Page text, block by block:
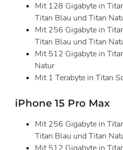
Mit 128 Gigabyte in
Titan Blau und Titan
Mit 256 Gigabyte in
Titan Blau und Titan
Mit 512 Gigabyte in
Natur
Mit 1 Terabyte in Titan
iPhone 15 Pro Max
Mit 256 Gigabyte in
Titan Blau und Titan